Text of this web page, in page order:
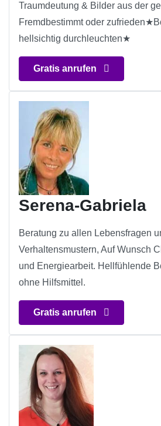
Traumdeutung & Bilder aus der
Fremdbestimmt oder
hellsichtig durchleuchten★
Gratis anrufen
Serena-Gabriela
Beratung zu allen Lebensfragen
Verhaltensmustern, Auf Wunsch
und Energiearbeit. Hellfühlende
ohne Hilfsmittel.
Gratis anrufen